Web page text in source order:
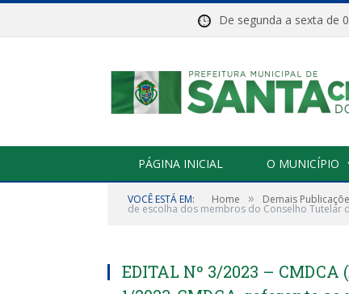
De segunda a sexta
PÁGINA INICIAL O MUNICÍPIO
VOCÊ ESTÁ EM: Home » Demais
de escolha dos membros do Conselho Tutelar
EDITAL Nº 3/2023 –